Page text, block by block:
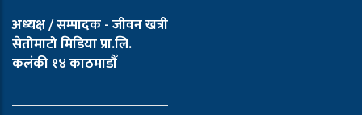
अध्यक्ष / सम्पादक - जीवन खत्री
सेतोमाटो मिडिया प्रा.लि.
कलंकी १४ काठमाडौँ